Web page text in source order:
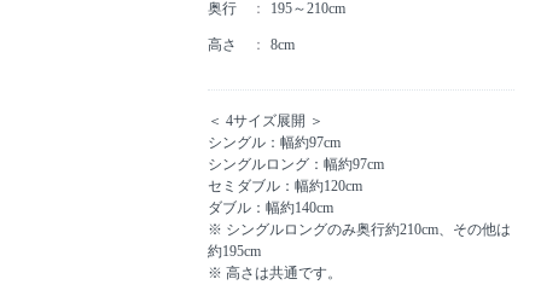
奥行 195～210cm
高さ 8cm
＜ 4サイズ展開 ＞
シングル：幅約97cm
シングルロング：幅約97cm
セミダブル：幅約120cm
ダブル：幅約140cm
※ シングルロングのみ奥行約210cm、その他は
約195cm
※ 高さは共通です。